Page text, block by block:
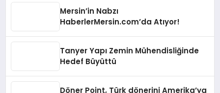
Mersin’in Nabzı
HaberlerMersin.com’da Atıyor!
Tanyer Yapı Zemin Mühendisliğinde
Hedef Büyüttü
Döner Point, Türk dönerini Amerika’ya